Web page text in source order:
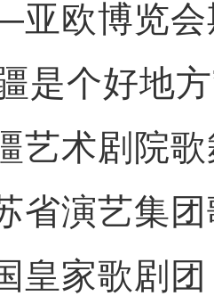
博览会
是个好地
艺术剧院
省演艺集
皇家歌剧